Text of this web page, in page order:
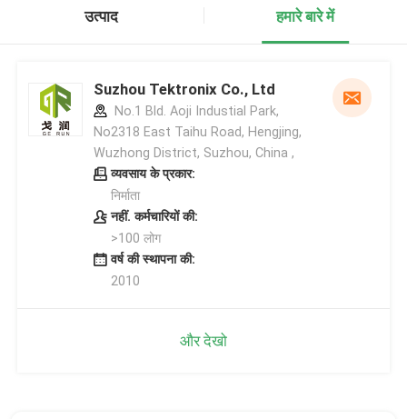
उत्पाद हमारे बारे में
Suzhou Tektronix Co., Ltd
No.1 Bld. Aoji Industial Park,
No2318 East Taihu Road, Hengjing,
Wuzhong District, Suzhou, China ,
व्यवसाय के प्रकार:
निर्माता
नहीं. कर्मचारियों की:
>100 लोग
वर्ष की स्थापना की:
2010
और देखो